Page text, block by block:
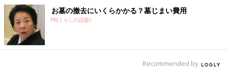
お墓の撤去にいくらかかる？墓じまい費用
PR(くらしの話題)
Recommended by